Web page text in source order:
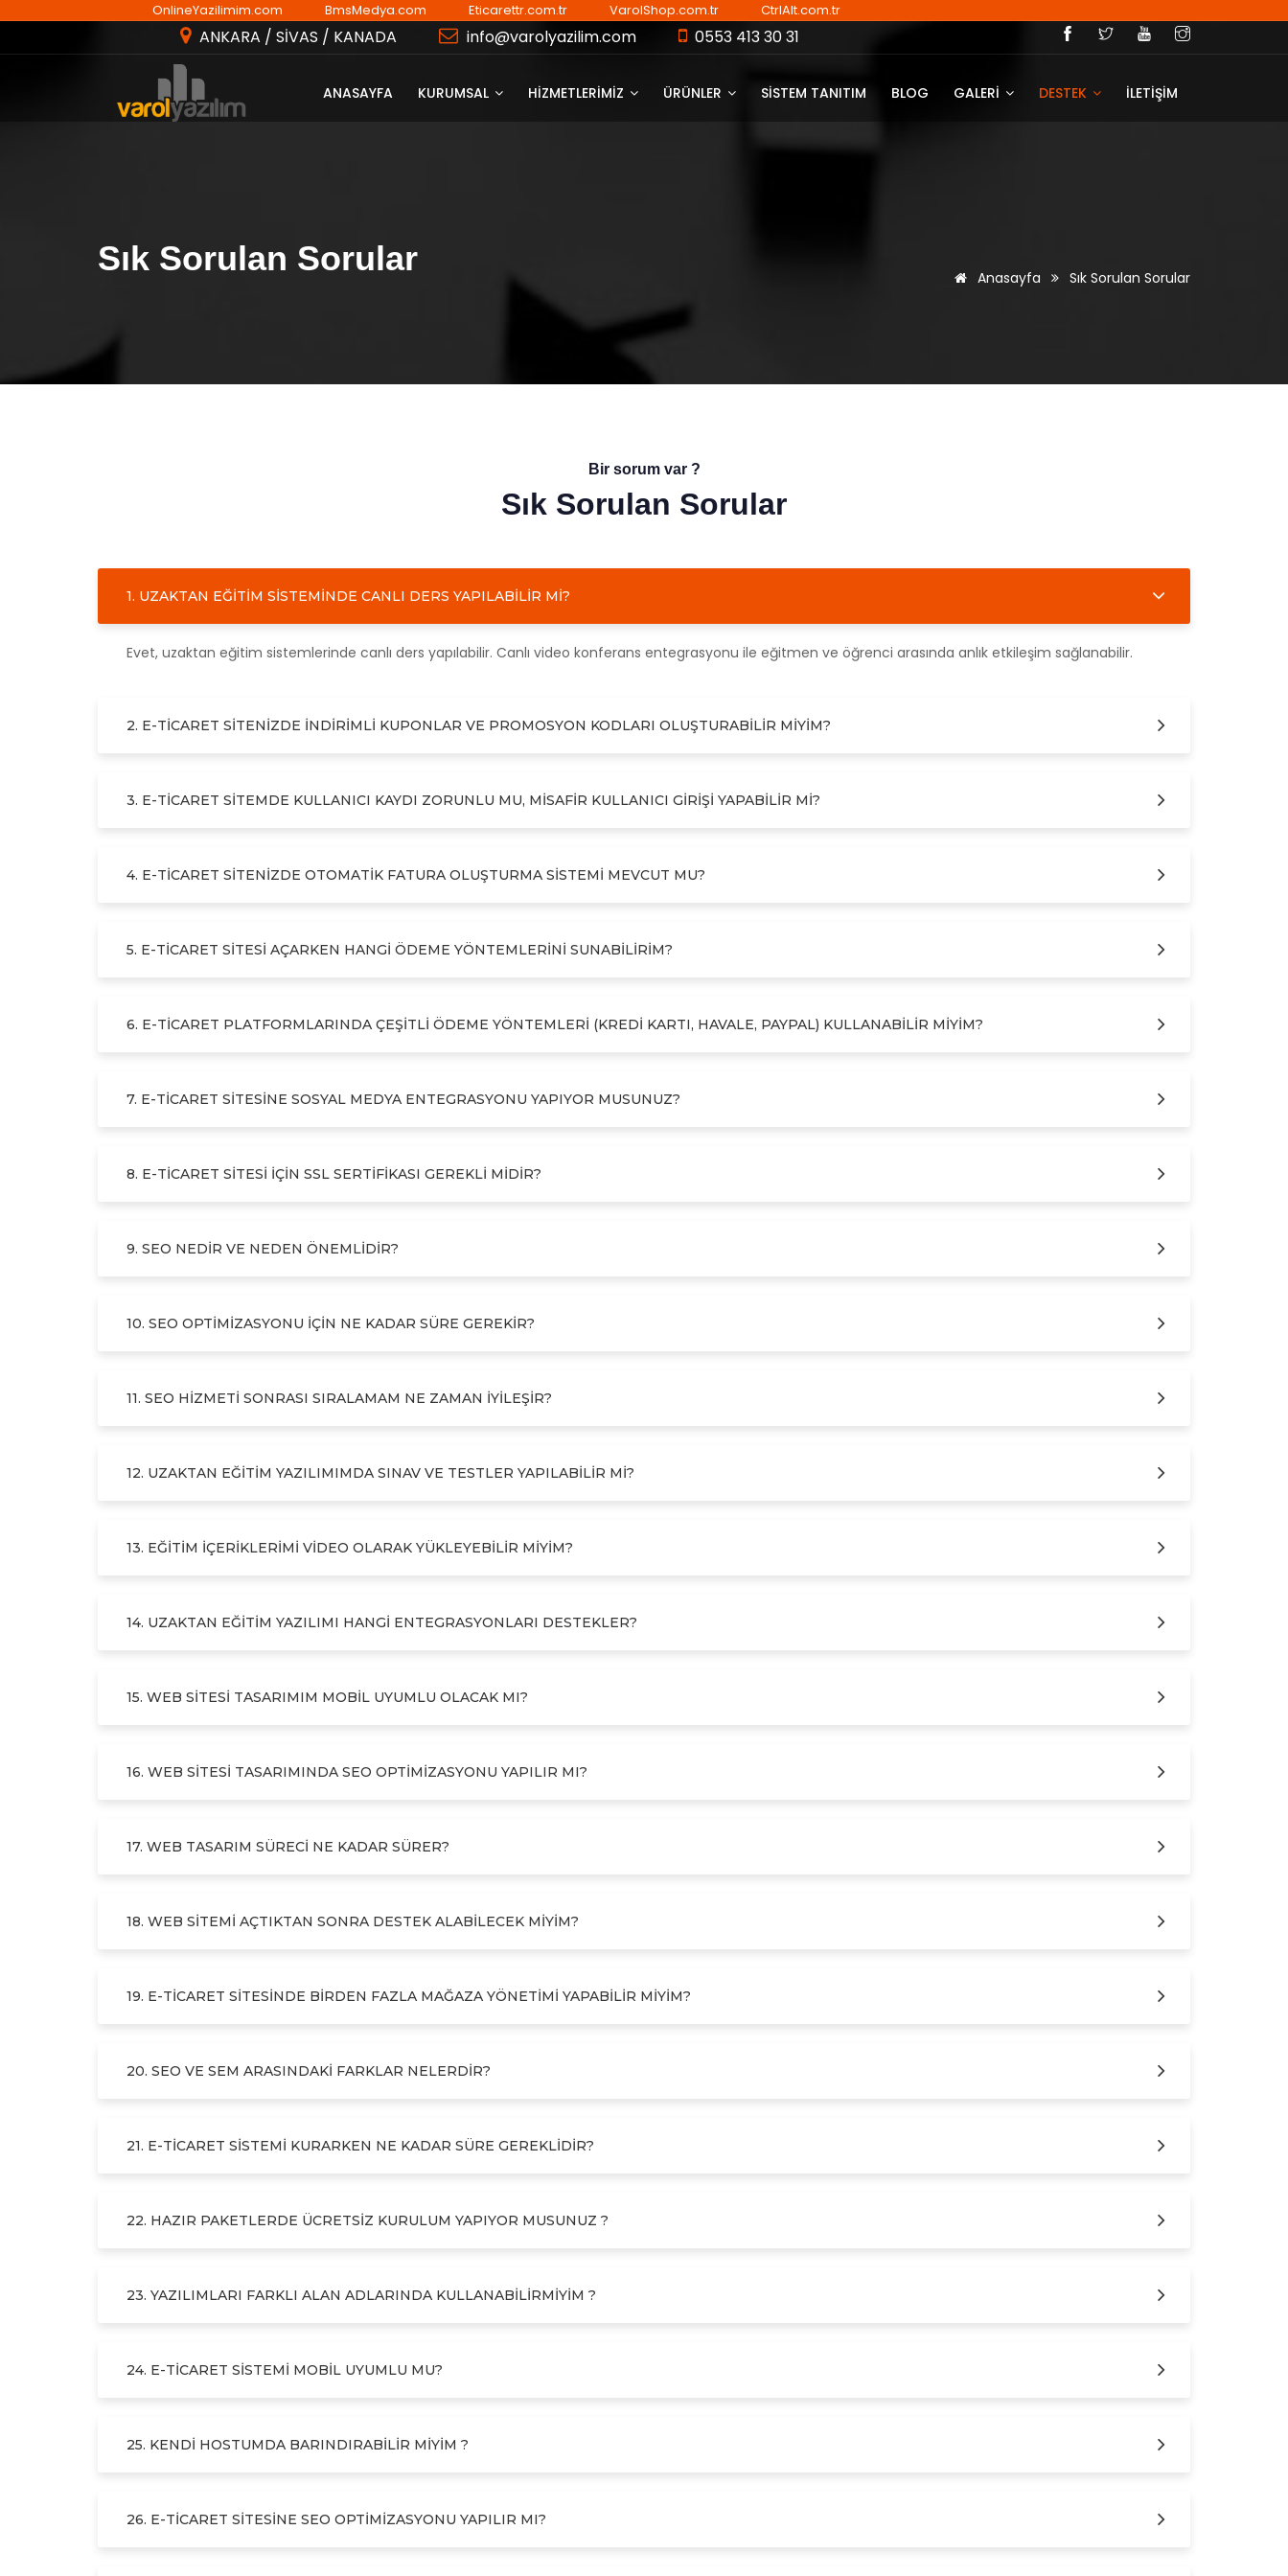
OnlineYazilimim.com BmsMedya.com Eticarettr.com.tr VarolShop.com.tr CtrlAlt.com.tr
ANKARA / SİVAS / KANADA info@varolyazilim.com 0553 413 30 31
ANASAYFA KURUMSAL HİZMETLERİMİZ ÜRÜNLER SISTEM TANITIM BLOG GALERİ DESTEK İLETİŞİM
Sık Sorulan Sorular Anasayfa Sık Sorulan Sorular
Bir sorum var ?
Sık Sorulan Sorular
1. UZAKTAN EĞITIM SISTEMINDE CANLI DERS YAPILABILIR MI?
Evet, uzaktan eğitim sistemlerinde canlı ders yapılabilir. Canlı video konferans entegrasyonu ile eğitmen ve öğrenci arasında anlık etkileşim sağlanabilir.
2. E-TICARET SITENIZDE INDIRIMLI KUPONLAR VE PROMOSYON KODLARI OLUŞTURABILIR MIYIM?
3. E-TICARET SITEMDE KULLANICI KAYDI ZORUNLU MU, MISAFIR KULLANICI GIRIŞI YAPABILIR MI?
4. E-TICARET SITENIZDE OTOMATIK FATURA OLUŞTURMA SISTEMI MEVCUT MU?
5. E-TICARET SITESI AÇARKEN HANGI ÖDEME YÖNTEMLERINI SUNABILIRIM?
6. E-TICARET PLATFORMLARINDA ÇEŞITLI ÖDEME YÖNTEMLERI (KREDI KARTI, HAVALE, PAYPAL) KULLANABILIR MIYIM?
7. E-TICARET SITESINE SOSYAL MEDYA ENTEGRASYONU YAPIYOR MUSUNUZ?
8. E-TICARET SITESI IÇIN SSL SERTIFIKASI GEREKLI MIDIR?
9. SEO NEDIR VE NEDEN ÖNEMLIDIR?
10. SEO OPTIMIZASYONU IÇIN NE KADAR SÜRE GEREKIR?
11. SEO HIZMETI SONRASI SIRALAMAM NE ZAMAN IYILEŞIR?
12. UZAKTAN EĞITIM YAZILIMIMDA SINAV VE TESTLER YAPILABILIR MI?
13. EĞITIM IÇERIKLERIMI VIDEO OLARAK YÜKLEYEBILIR MIYIM?
14. UZAKTAN EĞITIM YAZILIMI HANGI ENTEGRASYONLARI DESTEKLER?
15. WEB SITESI TASARIMIM MOBIL UYUMLU OLACAK MI?
16. WEB SITESI TASARIMINDA SEO OPTIMIZASYONU YAPILIR MI?
17. WEB TASARIM SÜRECI NE KADAR SÜRER?
18. WEB SITEMI AÇTIKTAN SONRA DESTEK ALABILECEK MIYIM?
19. E-TICARET SITESINDE BIRDEN FAZLA MAĞAZA YÖNETIMI YAPABILIR MIYIM?
20. SEO VE SEM ARASINDAKI FARKLAR NELERDIR?
21. E-TICARET SISTEMI KURARKEN NE KADAR SÜRE GEREKLIDIR?
22. HAZIR PAKETLERDE ÜCRETSIZ KURULUM YAPIYOR MUSUNUZ ?
23. YAZILIMLARI FARKLI ALAN ADLARINDA KULLANABILIRMIYIM ?
24. E-TICARET SISTEMI MOBIL UYUMLU MU?
25. KENDI HOSTUMDA BARINDIRABILIR MIYIM ?
26. E-TICARET SITESINE SEO OPTIMIZASYONU YAPILIR MI?